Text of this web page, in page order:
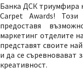
Банка ДСК триумфира
Carpet Awards! Този
предоставя
маркетинг отделите
представят своите
и да се съревновават
креативност.